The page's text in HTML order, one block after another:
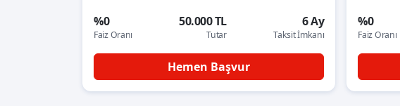
%0
Faiz Oranı
50.000 TL
Tutar
6 Ay
Taksit İmkanı
Hemen Başvur
%0
Faiz Oranı